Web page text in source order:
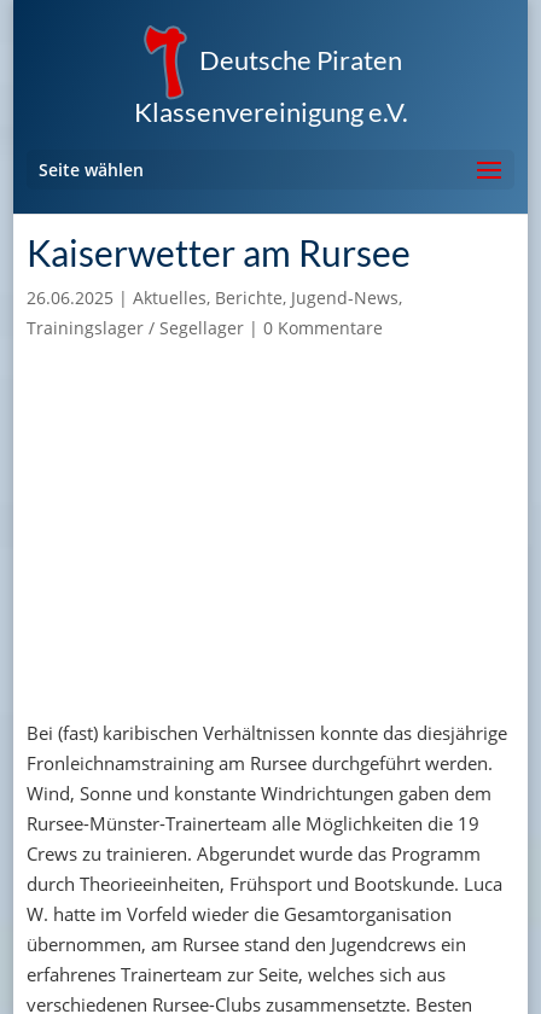
Deutsche Piraten
Klassenvereinigung e.V.
Seite wählen
Kaiserwetter am Rursee
26.06.2025 | Aktuelles, Berichte, Jugend-News,
Trainingslager / Segellager| 0 Kommentare
Bei (fast) karibischen Verhältnissen konnte das diesjährige
Fronleichnamstraining am Rursee durchgeführt werden.
Wind, Sonne und konstante Windrichtungen gaben dem
Rursee-Münster-Trainerteam alle Möglichkeiten die 19
Crews zu trainieren. Abgerundet wurde das Programm
durch Theorieeinheiten, Frühsport und Bootskunde. Luca
W. hatte im Vorfeld wieder die Gesamtorganisation
übernommen, am Rursee stand den Jugendcrews ein
erfahrenes Trainerteam zur Seite, welches sich aus
verschiedenen Rursee-Clubs zusammensetzte. Besten